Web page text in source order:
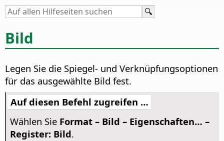
Bild
Legen Sie die Spiegel- und Verknüpfungsoptionen
für das ausgewählte Bild fest.
Auf diesen Befehl zugreifen …
Wählen Sie Format – Bild – Eigenschaften… –
Register: Bild.